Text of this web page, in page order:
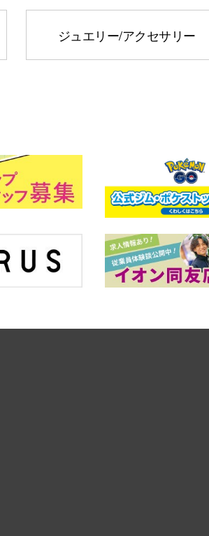
ジュエリー/アクセサリー